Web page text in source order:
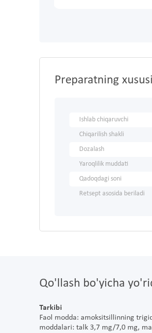
Preparatning
Ishlab chiqaruvchi
Chiqarilish shakli
Dozalash
Yaroqlilik muddati
Qadoqdagi soni
Retsept asosida beriladi
Qo'llash bo'yicha
Tarkibi
Faol modda: amoksitsillinning
moddalari: talk 3,7 mg/7,0 mg,